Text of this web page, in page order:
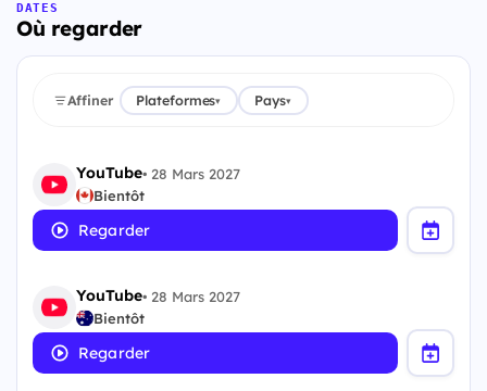
DATES
Où regarder
Affiner Plateformes▾ Pays▾
YouTube• 28 Mars 2027
Bientôt
Regarder
YouTube• 28 Mars 2027
Bientôt
Regarder